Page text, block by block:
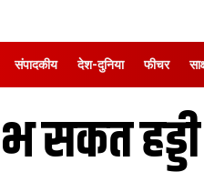
संपादकीय देश-दुनिया फीचर
हड्डी